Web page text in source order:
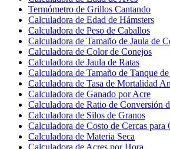
Termómetro de Grillos Cantando
Calculadora de Edad de Hámsters
Calculadora de Peso de Caballos
Calculadora de Tamaño de Jaula de
Calculadora de Color de Conejos
Calculadora de Jaula de Ratas
Calculadora de Tamaño de Tanque
Calculadora de Tasa de Mortalidad
Calculadora de Ganado por Acre
Calculadora de Ratio de Conversión
Calculadora de Silos de Granos
Calculadora de Costo de Cercas para
Calculadora de Materia Seca
Calculadora de Acres por Hora